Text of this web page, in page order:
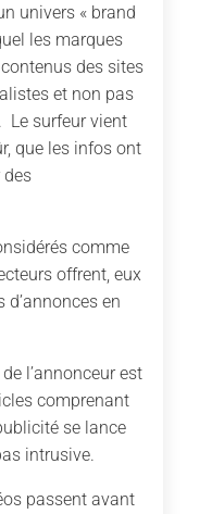
univers « brand
les marques
des sites
et non pas
Le surfeur vient
que les infos ont
des
comme
offrent, eux
en
l’annonceur est
comprenant
se lance
intrusive.
passent avant